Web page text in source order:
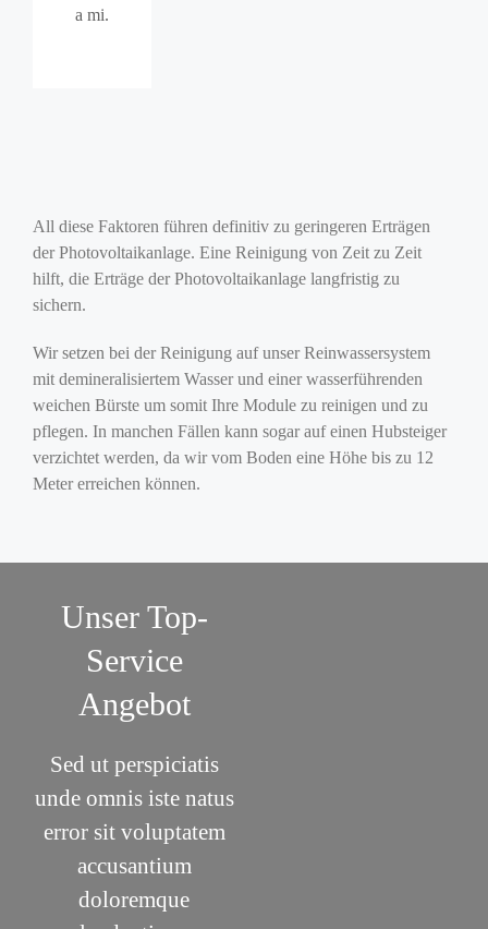
a mi.
All diese Faktoren führen definitiv zu geringeren Erträgen
der Photovoltaikanlage. Eine Reinigung von Zeit zu Zeit
hilft, die Erträge der Photovoltaikanlage langfristig zu
sichern.
Wir setzen bei der Reinigung auf unser Reinwassersystem
mit demineralisiertem Wasser und einer wasserführenden
weichen Bürste um somit Ihre Module zu reinigen und zu
pflegen. In manchen Fällen kann sogar auf einen Hubsteiger
verzichtet werden, da wir vom Boden eine Höhe bis zu 12
Meter erreichen können.
Unser Top-
Service
Angebot
Sed ut perspiciatis
unde omnis iste natus
error sit voluptatem
accusantium
doloremque